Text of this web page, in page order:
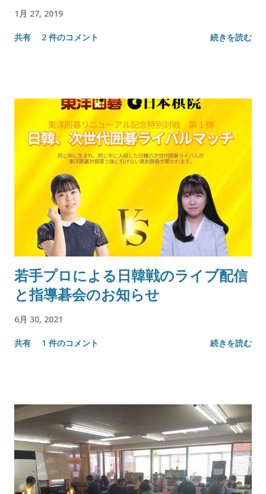
1月 27, 2019
共有 2 件のコメント 続きを読む
若手プロによる日韓戦のライブ配信
と指導碁会のお知らせ
6月 30, 2021
共有 1 件のコメント 続きを読む